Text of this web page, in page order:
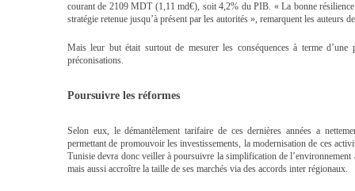
courant de 2109 MDT (1,11 md€), soit 4,2% du PIB. « La bonne
stratégie retenue jusqu’à présent par les autorités », remarquent les auteurs
Mais leur but était surtout de mesurer les conséquences à terme
préconisations.
Poursuivre les réformes
Selon eux, le démantèlement tarifaire de ces dernières années a
permettant de promouvoir les investissements, la modernisation de ces
Tunisie devra donc veiller à poursuivre la simplification de
mais aussi accroître la taille de ses marchés via des accords inter régionaux.